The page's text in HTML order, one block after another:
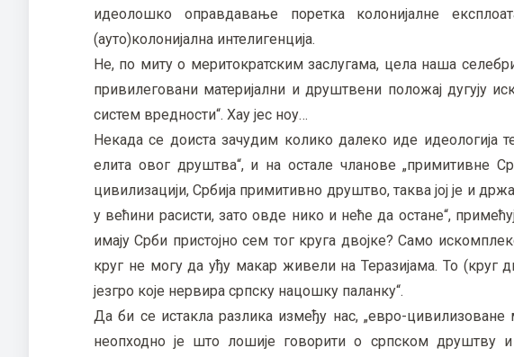
идеолошко оправдавање поретка колонијалне
(ауто)колонијална интелигенција.
Не, по миту о меритократским заслугама, цела наша
привилеговани материјални и друштвени положај дугују
систем вредности“. Хау јес ноу…
Некада се доиста зачудим колико далеко иде идеологија
елита овог друштва“, и на остале чланове „примитивне
цивилизацији, Србија примитивно друштво, таква јој је и
у већини расисти, зато овде нико и неће да остане“,
имају Срби пристојно сем тог круга двојке? Само
круг не могу да уђу макар живели на Теразијама. То (круг
језгро које нервира српску нацошку паланку“.
Да би се истакла разлика између нас, „евро-цивилизоване
неопходно је што лошије говорити о српском друштву